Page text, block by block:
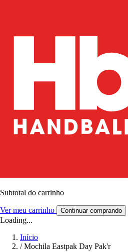
Subtotal do carrinho
Ver meu carrinho Continuar comprando
Loading...
Início
/ Mochila Eastpak Day Pak'r